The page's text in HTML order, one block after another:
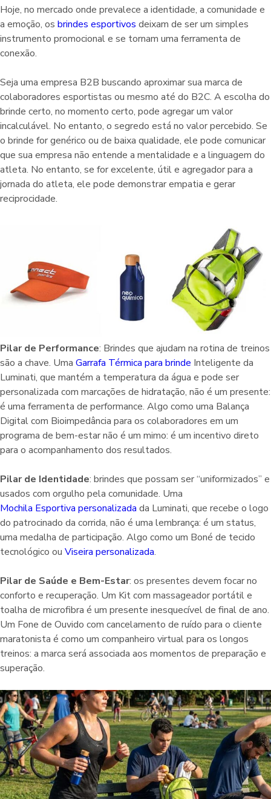
Hoje, no mercado onde prevalece a identidade, a comunidade e
a emoção, os brindes esportivos deixam de ser um simples
instrumento promocional e se tornam uma ferramenta de
conexão.
Seja uma empresa B2B buscando aproximar sua marca de
colaboradores esportistas ou mesmo até do B2C. A escolha do
brinde certo, no momento certo, pode agregar um valor
incalculável. No entanto, o segredo está no valor percebido. Se
o brinde for genérico ou de baixa qualidade, ele pode comunicar
que sua empresa não entende a mentalidade e a linguagem do
atleta. No entanto, se for excelente, útil e agregador para a
jornada do atleta, ele pode demonstrar empatia e gerar
reciprocidade.
Pilar de Performance: Brindes que ajudam na rotina de treinos
são a chave. Uma Garrafa Térmica para brinde Inteligente da
Luminati, que mantém a temperatura da água e pode ser
personalizada com marcações de hidratação, não é um presente:
é uma ferramenta de performance. Algo como uma Balança
Digital com Bioimpedância para os colaboradores em um
programa de bem-estar não é um mimo: é um incentivo direto
para o acompanhamento dos resultados.
Pilar de Identidade: brindes que possam ser “uniformizados” e
usados com orgulho pela comunidade. Uma
Mochila Esportiva personalizada da Luminati, que recebe o logo
do patrocinado da corrida, não é uma lembrança: é um status,
uma medalha de participação. Algo como um Boné de tecido
tecnológico ou Viseira personalizada.
Pilar de Saúde e Bem-Estar: os presentes devem focar no
conforto e recuperação. Um Kit com massageador portátil e
toalha de microfibra é um presente inesquecível de final de ano.
Um Fone de Ouvido com cancelamento de ruído para o cliente
maratonista é como um companheiro virtual para os longos
treinos: a marca será associada aos momentos de preparação e
superação.